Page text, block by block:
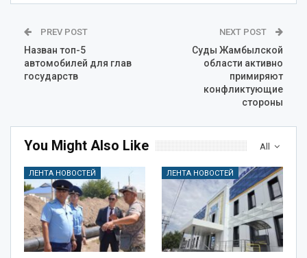
PREV POST
Назван топ-5
автомобилей для глав
государств
NEXT POST
Суды Жамбылской
области активно
примиряют
конфликтующие
стороны
All
You Might Also Like
ЛЕНТА НОВОСТЕЙ ЛЕНТА НОВОСТЕЙ